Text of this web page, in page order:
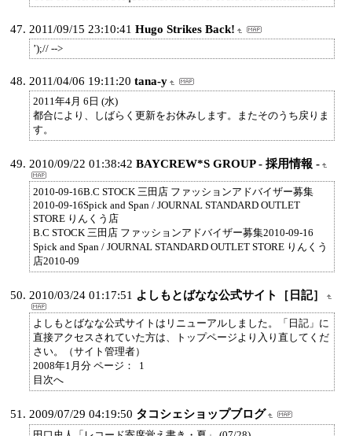
2011/09/15 23:10:41 Hugo Strikes Back!
’);// -->
2011/04/06 19:11:20 tana-y
2011年4月 6日 (水)
都合により、しばらく更新をお休みします。またそのうち戻りま
す。
2010/09/22 01:38:42 BAYCREW*S GROUP - 採用情報 -
2010-09-16B.C STOCK 三田店 ファッションアドバイザー募集
2010-09-16Spick and Span / JOURNAL STANDARD OUTLET
STORE りんくう店
B.C STOCK 三田店 ファッションアドバイザー募集2010-09-16
Spick and Span / JOURNAL STANDARD OUTLET STORE りんくう
店2010-09
2010/03/24 01:17:51 よしもとばなな公式サイト［日記］
よしもとばなな公式サイトはリニューアルしました。「日記」に
直接アクセスされていた方は、トップページより入り直してくだ
さい。（サイト管理者）
2008年1月分 ページ： 1
目次へ
2009/07/29 04:19:50 タコシェショップブログ